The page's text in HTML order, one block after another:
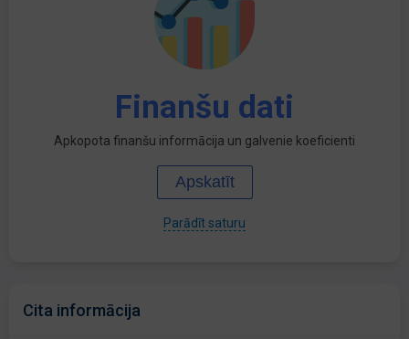
Finanšu dati
Apkopota finanšu informācija un galvenie koeficienti
Apskatīt
Parādīt saturu
Cita informācija